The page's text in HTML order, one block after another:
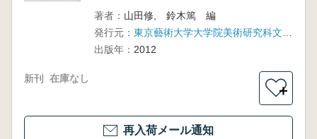
著者： 山田修, 鈴木篤 編
発行元：
出版年： 2012
新刊 在庫なし
＋
再入荷メール通知